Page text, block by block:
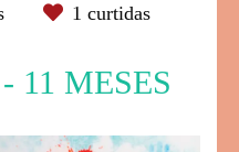
1 curtidas
11 MESES